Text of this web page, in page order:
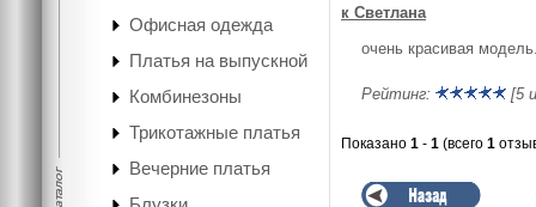
Офисная одежда
Платья на выпускной
Комбинезоны
Трикотажные платья
Вечерние платья
к Светлана
очень красивая
Рейтинг: [5
Показано 1 - 1 (всего 1